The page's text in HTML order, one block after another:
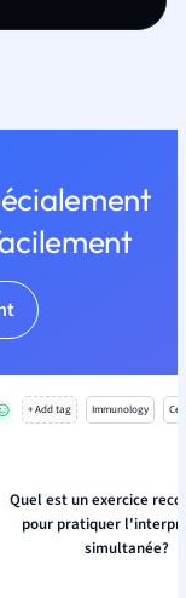
+ Add tag Immunology
Quel est un exercice
pour pratiquer
simultanée?